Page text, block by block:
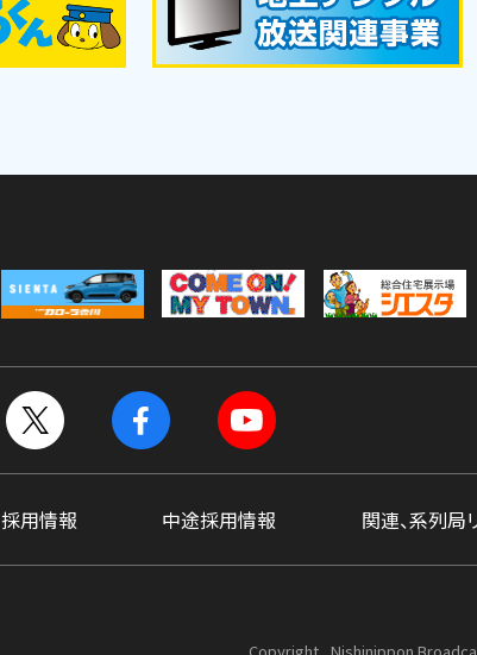
採用情報 中途採用情報 関連、系列局